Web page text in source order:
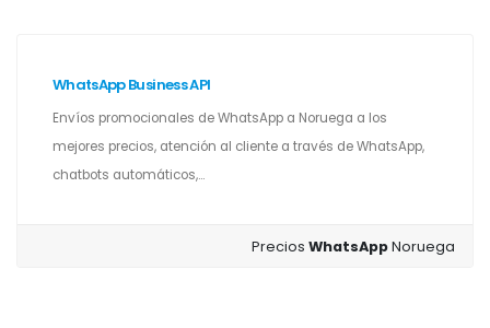
WhatsApp Business API
Envíos promocionales de WhatsApp a Noruega a los
mejores precios, atención al cliente a través de WhatsApp,
chatbots automáticos,...
PreciosWhatsAppNoruega